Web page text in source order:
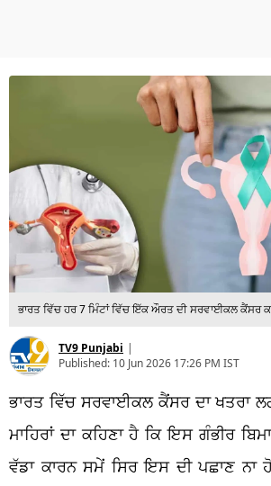
ਭਾਰਤ ਵਿੱਚ ਹਰ 7 ਮਿੰਟਾਂ ਵਿੱਚ ਇੱਕ ਔਰਤ ਦੀ ਸਰਵਾਈਕਲ ਕੈਂਸਰ
TV9 Punjabi |
Published: 10 Jun 2026 17:26 PM IST
ਭਾਰਤ ਵਿੱਚ ਸਰਵਾਈਕਲ ਕੈਂਸਰ ਦਾ ਖਤਰਾ
ਮਾਹਿਰਾਂ ਦਾ ਕਹਿਣਾ ਹੈ ਕਿ ਇਸ ਗੰਭੀਰ
ਵੱਡਾ ਕਾਰਨ ਸਮੇਂ ਸਿਰ ਇਸ ਦੀ ਪਛਾਣ ਨਾ